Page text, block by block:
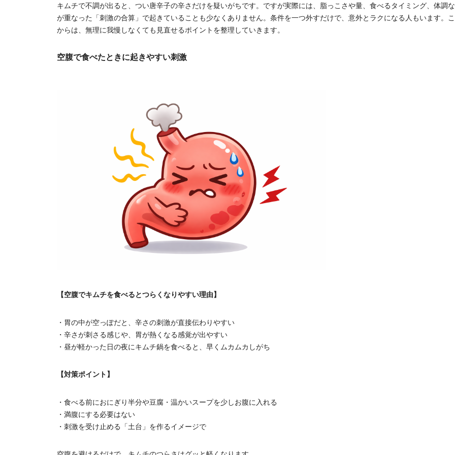
キムチで不調が出ると、つい唐辛子の辛さだけを疑いがちです。ですが実際には、脂っこさや量、食べるタイミング、体調
が重なった「刺激の合算」で起きていることも少なくありません。条件を一つ外すだけで、意外とラクになる人もいます。
からは、無理に我慢しなくても見直せるポイントを整理していきます。
空腹で食べたときに起きやすい刺激
【空腹でキムチを食べるとつらくなりやすい理由】
・胃の中が空っぽだと、辛さの刺激が直接伝わりやすい
・辛さが刺さる感じや、胃が熱くなる感覚が出やすい
・昼が軽かった日の夜にキムチ鍋を食べると、早くムカムカしがち
【対策ポイント】
・食べる前におにぎり半分や豆腐・温かいスープを少しお腹に入れる
・満腹にする必要はない
・刺激を受け止める「土台」を作るイメージで